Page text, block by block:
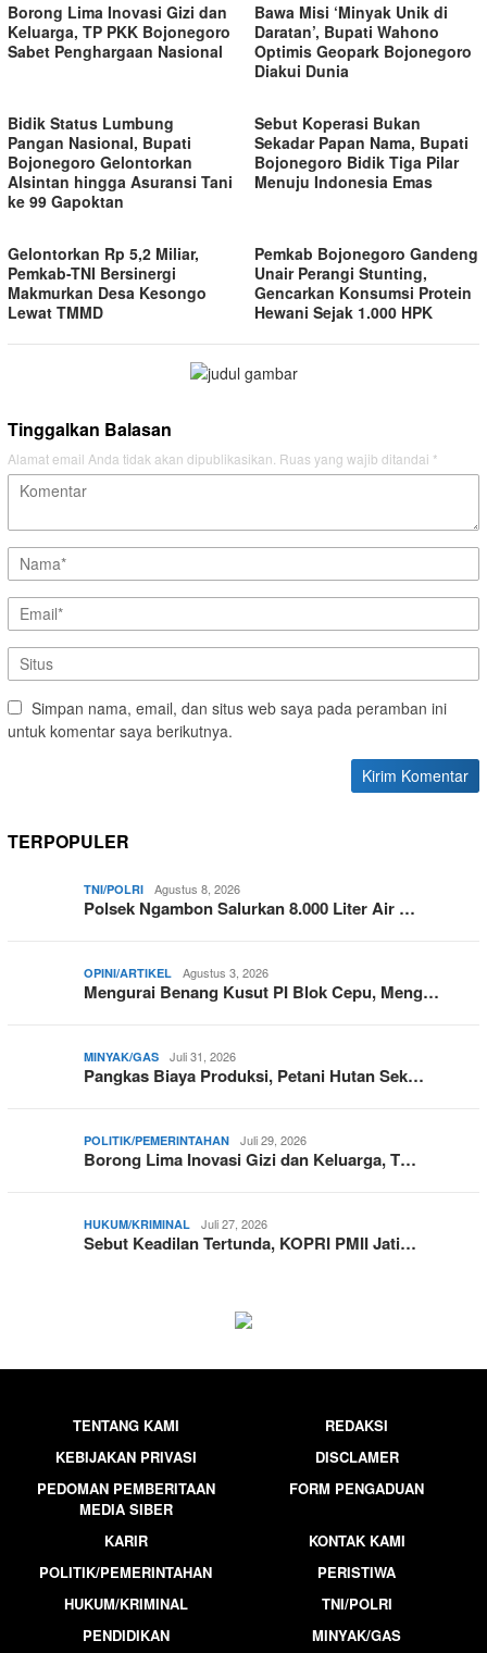
Borong Lima Inovasi Gizi dan
Keluarga, TP PKK Bojonegoro
Sabet Penghargaan Nasional
Bawa Misi ‘Minyak Unik di
Daratan’, Bupati Wahono
Optimis Geopark Bojonegoro
Diakui Dunia
Bidik Status Lumbung
Pangan Nasional, Bupati
Bojonegoro Gelontorkan
Alsintan hingga Asuransi Tani
ke 99 Gapoktan
Sebut Koperasi Bukan
Sekadar Papan Nama, Bupati
Bojonegoro Bidik Tiga Pilar
Menuju Indonesia Emas
Gelontorkan Rp 5,2 Miliar,
Pemkab-TNI Bersinergi
Makmurkan Desa Kesongo
Lewat TMMD
Pemkab Bojonegoro Gandeng
Unair Perangi Stunting,
Gencarkan Konsumsi Protein
Hewani Sejak 1.000 HPK
Tinggalkan Balasan
Alamat email Anda tidak akan dipublikasikan. Ruas yang wajib ditandai *
Simpan nama, email, dan situs web saya pada peramban ini
untuk komentar saya berikutnya.
TERPOPULER
TNI/POLRI Agustus 8, 2026
Polsek Ngambon Salurkan 8.000 Liter Air …
OPINI/ARTIKEL Agustus 3, 2026
Mengurai Benang Kusut PI Blok Cepu, Meng…
MINYAK/GAS Juli 31, 2026
Pangkas Biaya Produksi, Petani Hutan Sek…
POLITIK/PEMERINTAHAN Juli 29, 2026
Borong Lima Inovasi Gizi dan Keluarga, T…
HUKUM/KRIMINAL Juli 27, 2026
Sebut Keadilan Tertunda, KOPRI PMII Jati…
TENTANG KAMI
REDAKSI
KEBIJAKAN PRIVASI
DISCLAMER
PEDOMAN PEMBERITAAN
MEDIA SIBER
FORM PENGADUAN
KARIR
KONTAK KAMI
POLITIK/PEMERINTAHAN
PERISTIWA
HUKUM/KRIMINAL
TNI/POLRI
PENDIDIKAN
MINYAK/GAS